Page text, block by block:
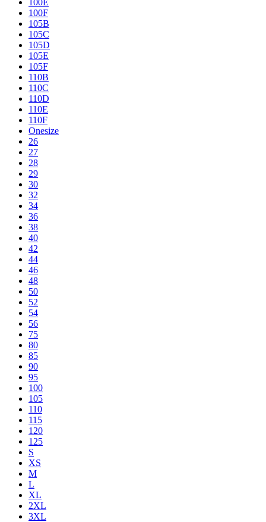
100F
105B
105C
105D
105E
105F
110B
110C
110D
110E
110F
Onesize
26
27
28
29
30
32
34
36
38
40
42
44
46
48
50
52
54
56
75
80
85
90
95
100
105
110
115
120
125
S
XS
M
L
XL
2XL
3XL